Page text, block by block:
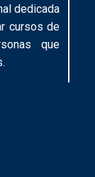
dedicada
cursos de
que